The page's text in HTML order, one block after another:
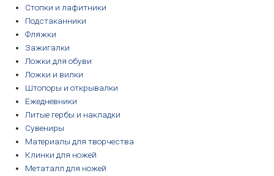
Стопки и лафитники
Подстаканники
Фляжки
Зажигалки
Ложки для обуви
Ложки и вилки
Штопоры и открывалки
Ежедневники
Литые гербы и накладки
Сувениры
Материалы для творчества
Клинки для ножей
Метаталл для ножей